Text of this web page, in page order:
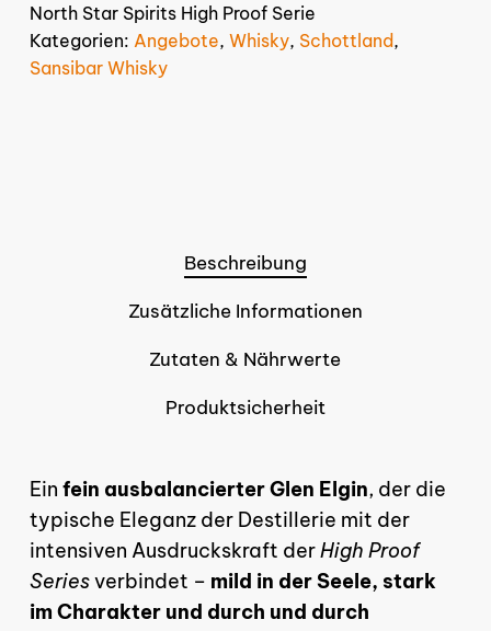
Es befinden sich keine
Produkte im Warenkorb.
North Star Spirits High Proof Serie
Kategorien: Angebote, Whisky, Schottland,
Sansibar Whisky
Beschreibung
Zusätzliche Informationen
Zutaten & Nährwerte
Produktsicherheit
Ein fein ausbalancierter Glen Elgin, der die
typische Eleganz der Destillerie mit der
intensiven Ausdruckskraft derHigh Proof
Seriesverbindet – mild in der Seele, stark
im Charakter und durch und durch